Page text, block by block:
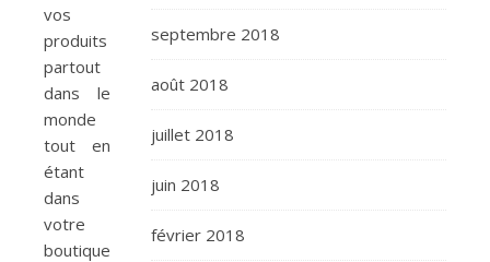
vos
produits
partout
dans le
monde
tout en
étant
dans
votre
boutique.
septembre 2018
août 2018
juillet 2018
juin 2018
février 2018